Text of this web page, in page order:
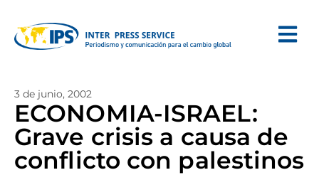
3 de junio, 2002
ECONOMIA-ISRAEL:
Grave crisis a causa de
conflicto con palestinos